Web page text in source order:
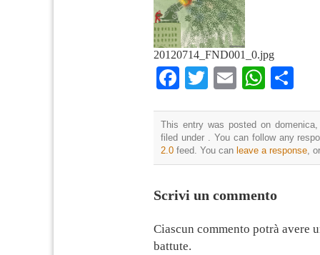
20120714_FND001_0.jpg
Facebook
TwitterEmail
This entry was posted on
filed under . You can follow any
2.0 feed. You can leave a response,
Scrivi un commento
Ciascun commento potrà avere
battute.